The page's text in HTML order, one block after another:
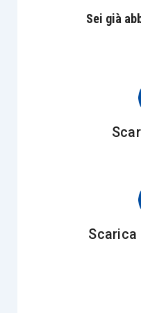
dalla percezione
associato vengono
un’associazione
Sul piano civilistico,
stabilisce che nelle
Sei già
Scarica